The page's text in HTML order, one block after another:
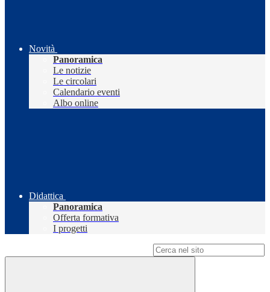
Novità
Panoramica
Le notizie
Le circolari
Calendario eventi
Albo online
Didattica
Panoramica
Offerta formativa
I progetti